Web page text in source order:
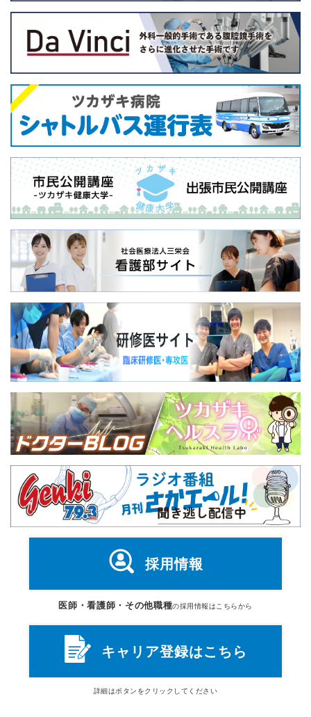
採用情報
医師・看護師・その他職種の採用情報はこちらから
キャリア登録はこちら
詳細はボタン をクリックしてください